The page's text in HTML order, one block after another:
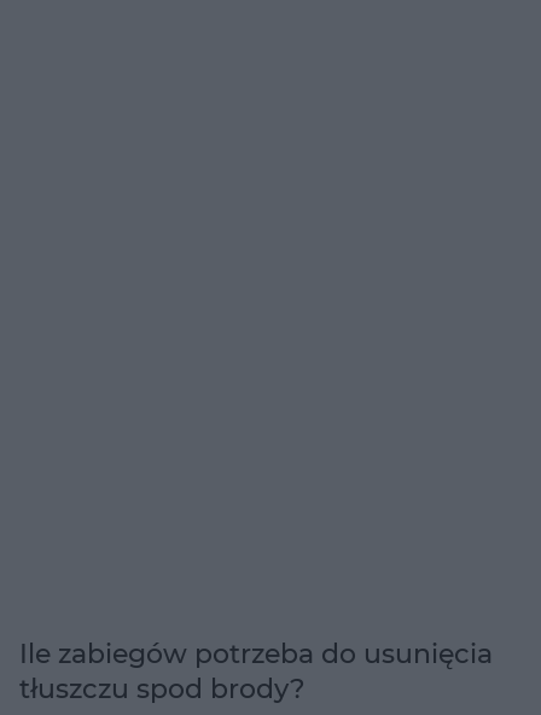
Ile zabiegów potrzeba do usunięcia
tłuszczu spod brody?